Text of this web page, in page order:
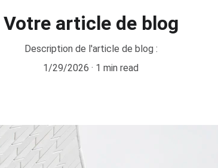
Votre article de blog
Description de l'article de blog :
1/29/2026
1 min read